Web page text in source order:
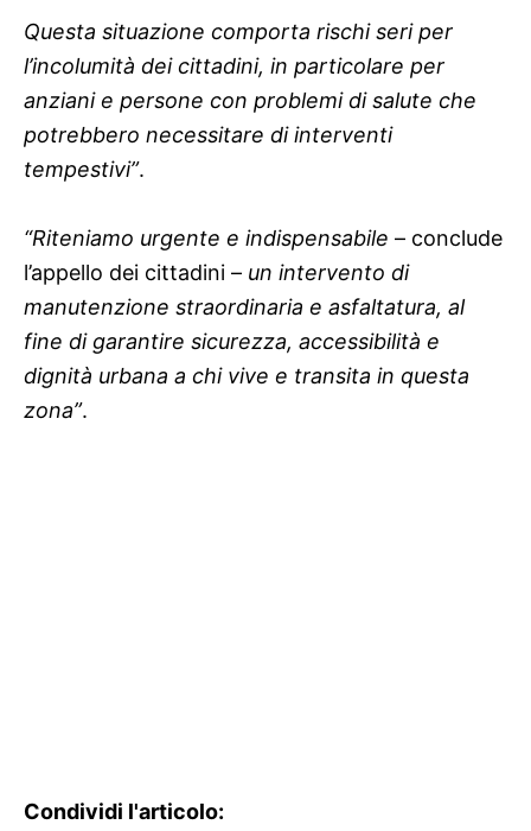
Questa situazione comporta rischi seri per
l’incolumità dei cittadini, in particolare per
anziani e persone con problemi di salute che
potrebbero necessitare di interventi
tempestivi”.
“Riteniamo urgente e indispensabile – conclude
l’appello dei cittadini – un intervento di
manutenzione straordinaria e asfaltatura, al
fine di garantire sicurezza, accessibilità e
dignità urbana a chi vive e transita in questa
zona”.
Condividi l'articolo: